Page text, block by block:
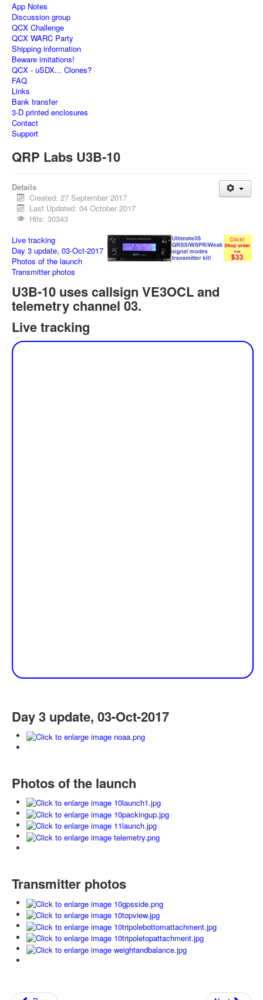
App Notes
Discussion group
QCX Challenge
QCX WARC Party
Shipping information
Beware imitations!
QCX - uSDX... Clones?
FAQ
Links
Bank transfer
3-D printed enclosures
Contact
Support
QRP Labs U3B-10
Details
Created: 27 September 2017
Last Updated: 04 October 2017
Hits: 30343
Live tracking
Day 3 update, 03-Oct-2017
Photos of the launch
Transmitter photos
U3B-10 uses callsign VE3OCL and
telemetry channel 03.
Live tracking
Day 3 update, 03-Oct-2017
Photos of the launch
Transmitter photos